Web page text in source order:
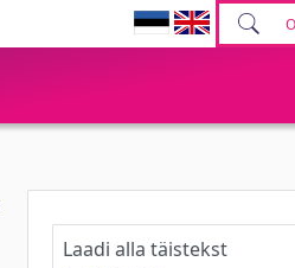
Laadi alla täistekst